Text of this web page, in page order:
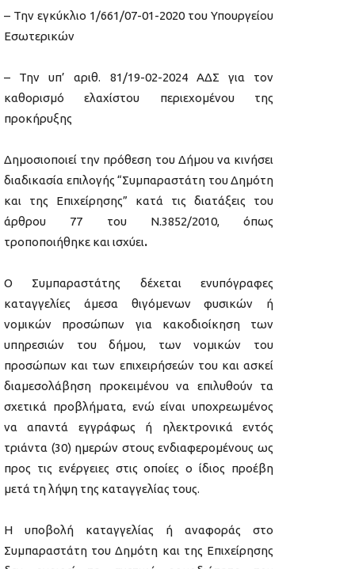
– Την εγκύκλιο 1/661/07-01-2020 του Υπουργείου
Εσωτερικών
– Την υπ’ αριθ. 81/19-02-2024 ΑΔΣ για τον
καθορισμό ελαχίστου περιεχομένου της
προκήρυξης
Δημοσιοποιεί την πρόθεση του Δήμου να κινήσει
διαδικασία επιλογής “Συμπαραστάτη του Δημότη
και της Επιχείρησης” κατά τις διατάξεις του
άρθρου 77 του Ν.3852/2010, όπως
τροποποιήθηκε και ισχύει.
Ο Συμπαραστάτης δέχεται ενυπόγραφες
καταγγελίες άμεσα θιγόμενων φυσικών ή
νομικών προσώπων για κακοδιοίκηση των
υπηρεσιών του δήμου, των νομικών του
προσώπων και των επιχειρήσεών του και ασκεί
διαμεσολάβηση προκειμένου να επιλυθούν τα
σχετικά προβλήματα, ενώ είναι υποχρεωμένος
να απαντά εγγράφως ή ηλεκτρονικά εντός
τριάντα (30) ημερών στους ενδιαφερομένους ως
προς τις ενέργειες στις οποίες ο ίδιος προέβη
μετά τη λήψη της καταγγελίας τους.
Η υποβολή καταγγελίας ή αναφοράς στο
Συμπαραστάτη του Δημότη και της Επιχείρησης